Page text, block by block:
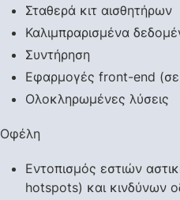
Σταθερά κιτ αισθητήρων
Καλιμπραρισμένα
Συντήρηση
Εφαρμογές front-end (σε
Ολοκληρωμένες λύσεις
Οφέλη
Εντοπισμός εστιών
hotspots) και κινδύνων